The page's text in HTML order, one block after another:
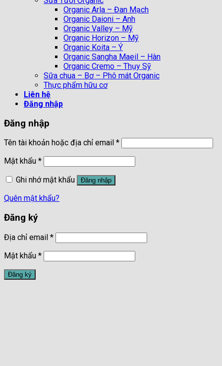
Organic Arla – Đan Mạch
Organic Daioni – Anh
Organic Valley – Mỹ
Organic Horizon – Mỹ
Organic Koita – Ý
Organic Sangha Maeil – Hàn
Organic Cremo – Thụy Sỹ
Sữa chua – Bơ – Phô mát Organic
Thực phẩm hữu cơ
Liên hệ
Đăng nhập
Đăng nhập
Tên tài khoản hoặc địa chỉ email *
Mật khẩu *
Ghi nhớ mật khẩu
Đăng nhập
Quên mật khẩu?
Đăng ký
Địa chỉ email *
Mật khẩu *
Đăng ký